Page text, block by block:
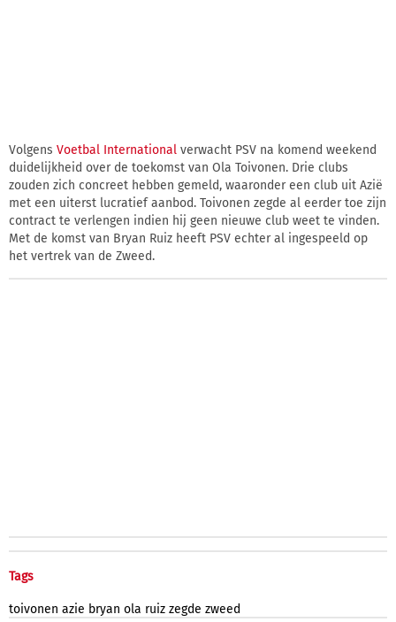
Volgens Voetbal International verwacht PSV na komend weekend
duidelijkheid over de toekomst van Ola Toivonen. Drie clubs
zouden zich concreet hebben gemeld, waaronder een club uit Azië
met een uiterst lucratief aanbod. Toivonen zegde al eerder toe zijn
contract te verlengen indien hij geen nieuwe club weet te vinden.
Met de komst van Bryan Ruiz heeft PSV echter al ingespeeld op
het vertrek van de Zweed.
Tags
toivonen azie bryan ola ruiz zegde zweed